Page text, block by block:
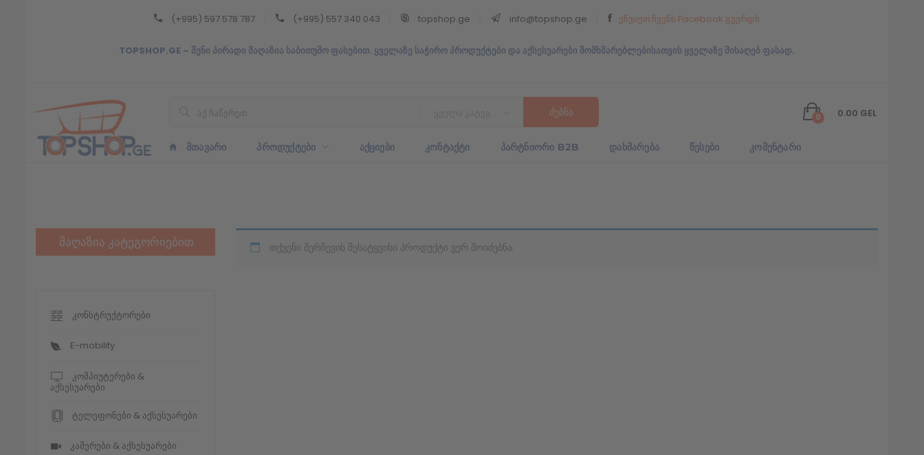
(+995) 597 578 787 (+995) 557 340 043 topshop.ge info@topshop.ge ეწვიეთ ჩვენს Facebook გვერდს
TOPSHOP.GE – შენი პირადი მაღაზია საბითუმო ფასებით. ყველაზე საჭირო პროდუქტები და აქსესუარები მომხმარებლებისათვის ყველაზე მისაღებ ფასად.
0 0.00 GEL
ᲛᲗᲐᲕᲐᲠᲘ ᲞᲠᲝᲓᲣᲥᲢᲔᲑᲘ ᲐᲥᲪᲘᲔᲑᲘ ᲙᲝᲜᲢᲐᲥᲢᲘ ᲞᲐᲠᲢᲜᲘᲝᲠᲘ B2B ᲓᲐᲮᲛᲐᲠᲔᲑᲐ ᲬᲔᲡᲔᲑᲘ ᲙᲝᲛᲔᲜᲢᲐᲠᲘ
თქვენი შერჩევის შესატყვისი პროდუქტი ვერ მოიძებნა.
მაღაზია კატეგორიებით
კონსტრუქტორები
E-mobility
კომპიუტერები &
აქსესუარები
ტელეფონები & აქსესუარები
კამერები & აქსესუარები